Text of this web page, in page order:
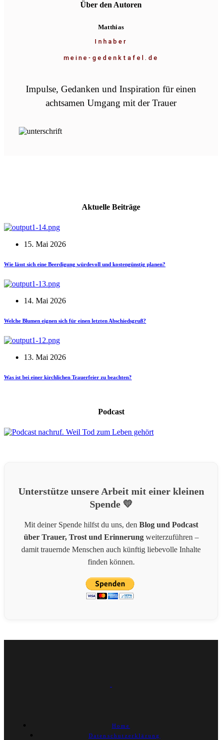
Über den Autoren
Matthias
Inhaber
meine-gedenktafel.de
Impulse, Gedanken und Inspiration für einen
achtsamen Umgang mit der Trauer
Aktuelle Beiträge
15. Mai 2026
Wie lässt sich eine Beerdigung würdevoll und kostengünstig planen?
14. Mai 2026
Welche Blumen eignen sich für einen letzten Abschiedsgruß?
13. Mai 2026
Was ist bei einer kirchlichen Trauerfeier zu beachten?
Podcast
Unterstütze unsere Arbeit mit einer kleinen
Spende 💛
Mit deiner Spende hilfst du uns, den Blog und Podcast
über Trauer, Trost und Erinnerungweiterzuführen –
damit trauernde Menschen auch künftig liebevolle Inhalte
finden können.
Home
Datenschutzerklärung